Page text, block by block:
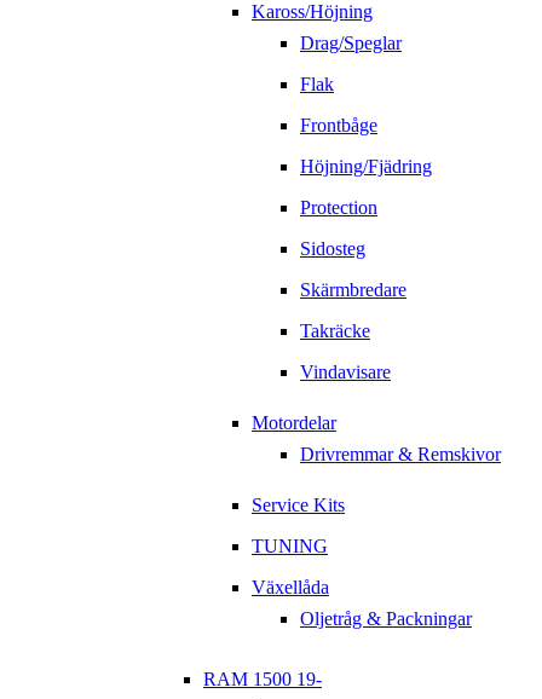
Kaross/Höjning
Drag/Speglar
Flak
Frontbåge
Höjning/Fjädring
Protection
Sidosteg
Skärmbredare
Takräcke
Vindavisare
Motordelar
Drivremmar & Remskivor
Service Kits
TUNING
Växellåda
Oljetråg & Packningar
RAM 1500 19-